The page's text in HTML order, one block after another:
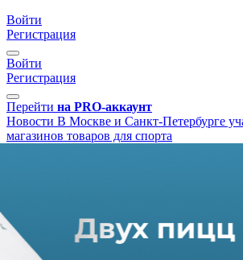
Войти
Регистрация
Войти
Регистрация
Перейти на PRO-аккаунт
Новости В Москве и Санкт-Петербурге
магазинов товаров для спорта